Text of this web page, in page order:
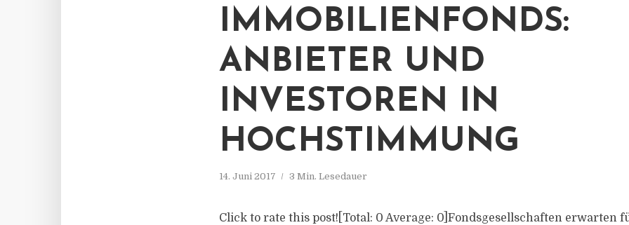
IMMOBILIENFONDS:
ANBIETER UND
INVESTOREN IN
HOCHSTIMMUNG
14. Juni 2017 3 Min. Lesedauer
Click to rate this post![Total: 0 Average: 0]Fondsgesellschaften erwarten